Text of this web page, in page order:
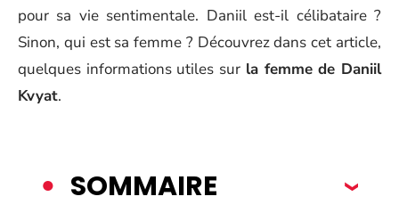
pour sa vie sentimentale. Daniil est-il célibataire ?
Sinon, qui est sa femme ? Découvrez dans cet article,
quelques informations utiles sur la femme de Daniil
Kvyat.
SOMMAIRE